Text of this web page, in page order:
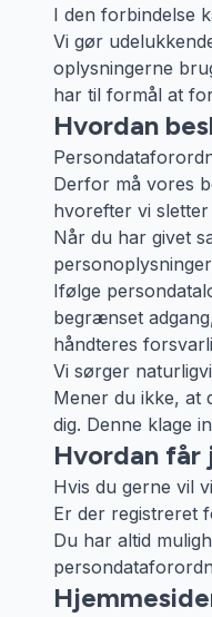
I den forbindelse
Vi gør
oplysningerne
har til formål at
Hvordan
Derfor må vores
hvorefter vi
Når du har givet
Ifølge
begrænset
håndteres
Vi sørger
Mener du ikke, at
dig. Denne klage
Hvordan får
Hvis du gerne vil
Er der registreret
Du har altid